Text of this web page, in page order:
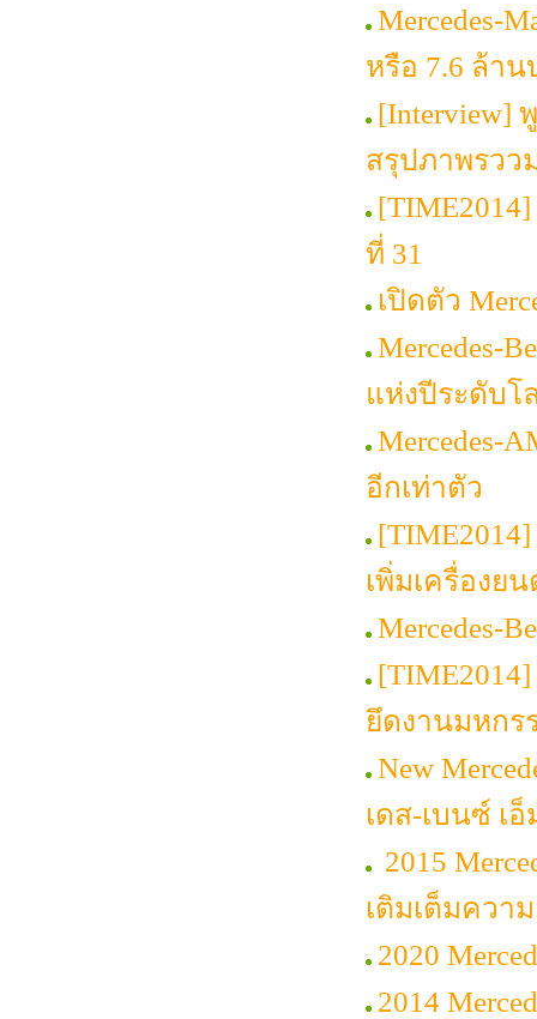
Mercedes-
หรือ 7.6 ล้าน
[Interview]
สรุปภาพรวว
ที่ 31
เปิดตัว
Mercedes-
แห่งปีระดับโ
Mercedes-
อีกเท่าตัว
เพิ่มเครื่องย
Mercedes-
ยึดงานมหกร
New
เดส-เบนซ์ เ
2015
เติมเต็มคว
2020
2014